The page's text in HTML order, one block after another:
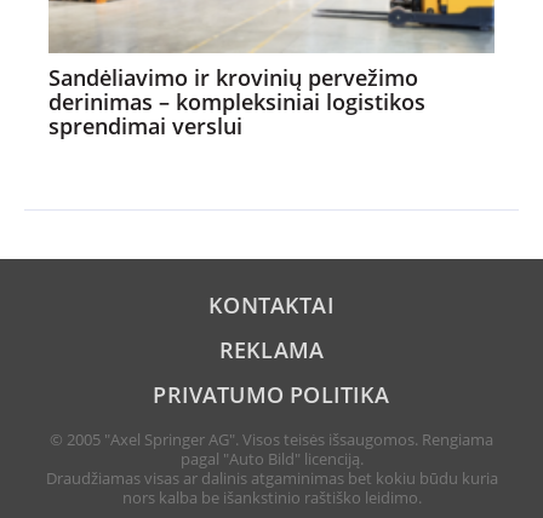
Sandėliavimo ir krovinių pervežimo
derinimas – kompleksiniai logistikos
sprendimai verslui
KONTAKTAI
REKLAMA
PRIVATUMO POLITIKA
© 2005 "Axel Springer AG". Visos teisės išsaugomos. Rengiama
pagal "Auto Bild" licenciją.
Draudžiamas visas ar dalinis atgaminimas bet kokiu būdu kuria
nors kalba be išankstinio raštiško leidimo.